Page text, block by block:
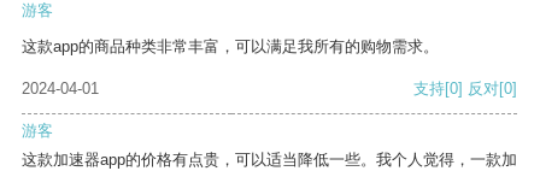
游客
这款app的商品种类非常丰富，可以满足我所有的购物需求。
2024-04-01 支持[0] 反对[0]
游客
这款加速器app的价格有点贵，可以适当降低一些。我个人觉得，一款加